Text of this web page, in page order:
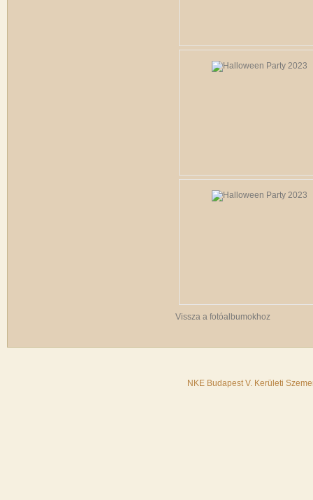
Vissza a fotóalbumokhoz
NKE Budapest V. Kerületi